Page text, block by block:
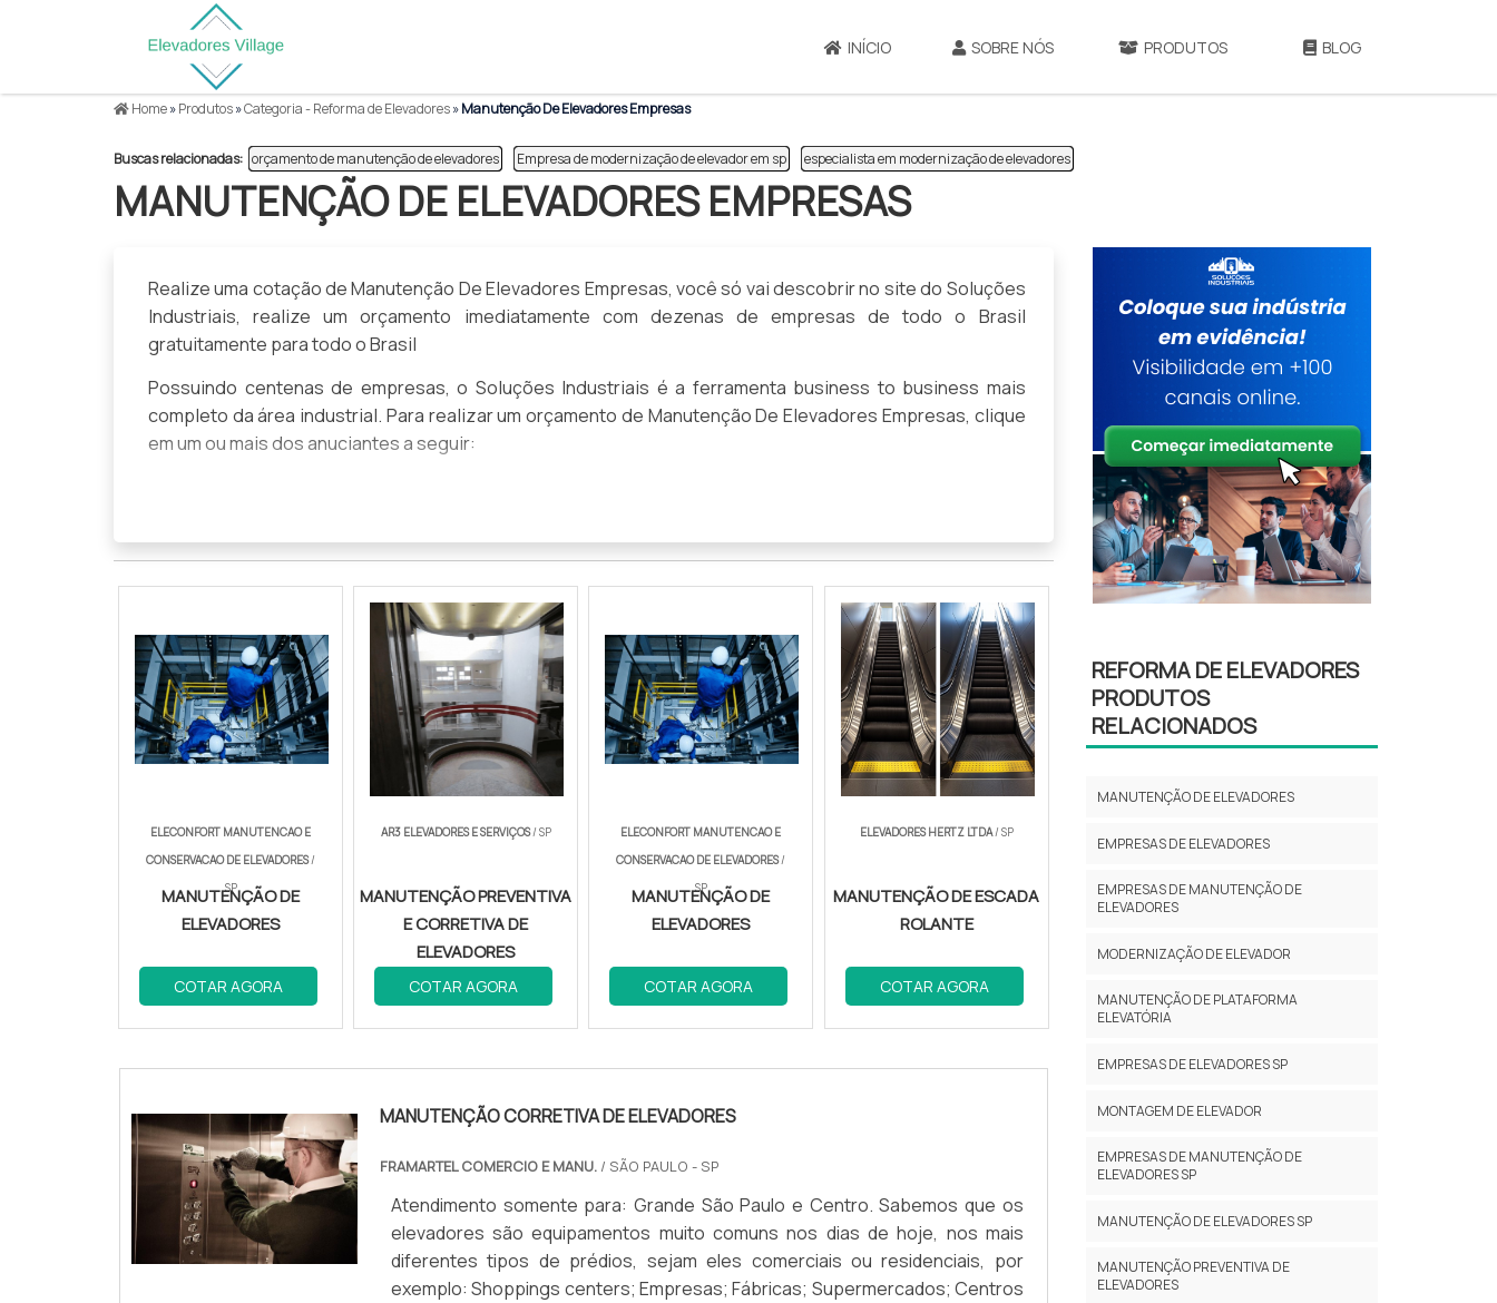
INÍCIO SOBRE NÓS PRODUTOS BLOG
Home»Produtos»Categoria - Reforma de Elevadores»Manutenção De Elevadores Empresas
Buscas relacionadas: orçamento de manutenção de elevadores Empresa de modernização de elevador em sp especialista em modernização de elevadores
MANUTENÇÃO DE ELEVADORES EMPRESAS
Realize uma cotação de Manutenção De Elevadores Empresas, você só vai descobrir no site do Soluções
Industriais, realize um orçamento imediatamente com dezenas de empresas de todo o Brasil
gratuitamente para todo o Brasil
Possuindo centenas de empresas, o Soluções Industriais é a ferramenta business to business mais
completo da área industrial. Para realizar um orçamento de Manutenção De Elevadores Empresas, clique
em um ou mais dos anuciantes a seguir:
ELECONFORT MANUTENCAO E
CONSERVACAO DE ELEVADORES/
SP
MANUTENÇÃO DE
ELEVADORES
COTAR AGORA
AR3 ELEVADORES E SERVIÇOS/ SP
MANUTENÇÃO PREVENTIVA
E CORRETIVA DE
ELEVADORES
COTAR AGORA
ELECONFORT MANUTENCAO E
CONSERVACAO DE ELEVADORES/
SP
MANUTENÇÃO DE
ELEVADORES
COTAR AGORA
ELEVADORES HERTZ LTDA/ SP
MANUTENÇÃO DE ESCADA
ROLANTE
COTAR AGORA
MANUTENÇÃO CORRETIVA DE ELEVADORES
FRAMARTEL COMERCIO E MANU./ SÃO PAULO - SP
Atendimento somente para: Grande São Paulo e Centro. Sabemos que os
elevadores são equipamentos muito comuns nos dias de hoje, nos mais
diferentes tipos de prédios, sejam eles comerciais ou residenciais, por
exemplo: Shoppings centers; Empresas; Fábricas; Supermercados; Centros
REFORMA DE ELEVADORES
PRODUTOS
RELACIONADOS
MANUTENÇÃO DE ELEVADORES
EMPRESAS DE ELEVADORES
EMPRESAS DE MANUTENÇÃO DE
ELEVADORES
MODERNIZAÇÃO DE ELEVADOR
MANUTENÇÃO DE PLATAFORMA
ELEVATÓRIA
EMPRESAS DE ELEVADORES SP
MONTAGEM DE ELEVADOR
EMPRESAS DE MANUTENÇÃO DE
ELEVADORES SP
MANUTENÇÃO DE ELEVADORES SP
MANUTENÇÃO PREVENTIVA DE
ELEVADORES